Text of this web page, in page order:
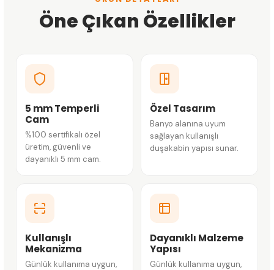
Öne Çıkan Özellikler
5 mm Temperli
Cam
%100 sertifikalı özel
üretim, güvenli ve
dayanıklı 5 mm cam.
Özel Tasarım
Banyo alanına uyum
sağlayan kullanışlı
duşakabin yapısı sunar.
Kullanışlı
Mekanizma
Günlük kullanıma uygun,
Dayanıklı Malzeme
Yapısı
Günlük kullanıma uygun,